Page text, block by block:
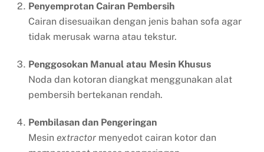
Penyemprotan Cairan Pembersih
Cairan disesuaikan dengan jenis bahan sofa agar
tidak merusak warna atau tekstur.
Penggosokan Manual atau Mesin Khusus
Noda dan kotoran diangkat menggunakan alat
pembersih bertekanan rendah.
Pembilasan dan Pengeringan
Mesin extractor menyedot cairan kotor dan